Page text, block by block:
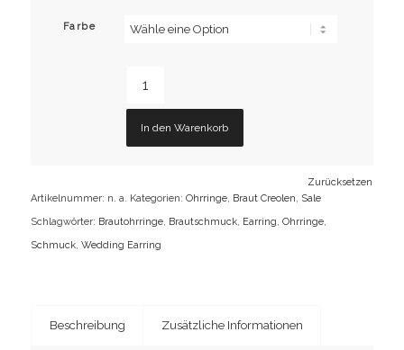
Farbe
Zurücksetzen
In den Warenkorb
Artikelnummer: n. a. Kategorien: Ohrringe, Braut Creolen, Sale
Schlagwörter: Brautohrringe, Brautschmuck, Earring, Ohrringe,
Schmuck, Wedding Earring
Beschreibung Zusätzliche Informationen